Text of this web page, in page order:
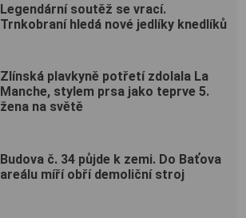
Legendární soutěž se vrací.
Trnkobraní hledá nové jedlíky knedlíků
Zlínská plavkyně potřetí zdolala La
Manche, stylem prsa jako teprve 5.
žena na světě
Budova č. 34 půjde k zemi. Do Baťova
areálu míří obří demoliční stroj